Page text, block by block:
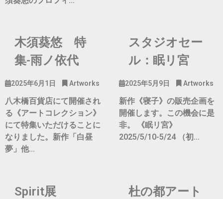
木須葵悠 特
集-雨ノ依代
2025年6月1日 Artworks
八木橋百貨店にて開催され
る《アートコレクション》
にて特集いただけることに
なりました。新作「白昼
夢」他…
スタジオセー
ル：眠リ宮
2025年5月9日 Artworks
新作《寝子》の販売企画を
開催します。この機会に是
非。 《眠リ宮》
2025/5/10-5/24 （初…
Spirit展
杜の都アート